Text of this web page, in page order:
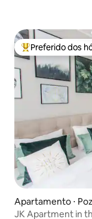
Entre os
Preferido dos
Apartamento ⋅
JK Apartment in